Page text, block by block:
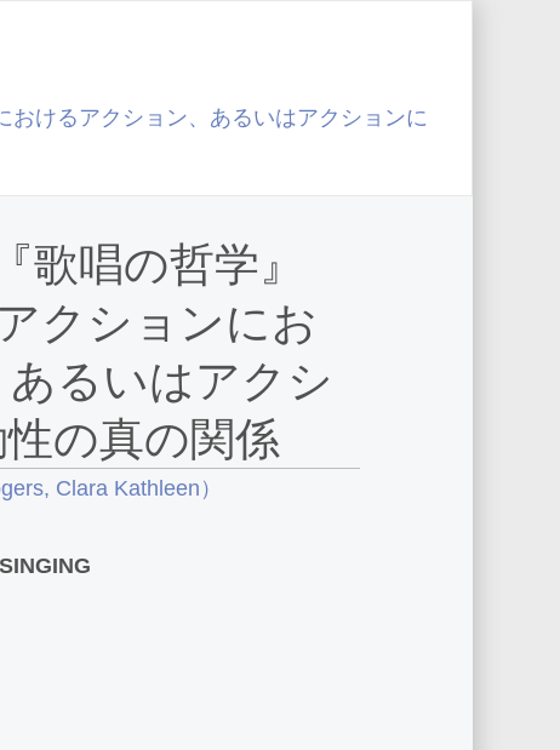
けるアクション、あるいはアクションに
歌唱の哲学』
クションにお
るいはアクシ
の真の関係
Clara Kathleen）